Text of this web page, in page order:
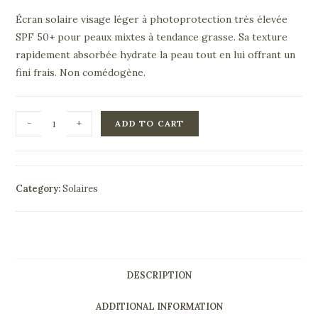
Écran solaire visage léger à photoprotection très élevée
SPF 50+ pour peaux mixtes à tendance grasse. Sa texture
rapidement absorbée hydrate la peau tout en lui offrant un
fini frais. Non comédogène.
- + ADD TO CART
Category:Solaires
DESCRIPTION
ADDITIONAL INFORMATION